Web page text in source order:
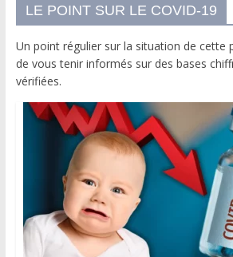
LE POINT SUR LE COVID-19
Un point régulier sur la situation de cette
de vous tenir informés sur des bases
vérifiées.